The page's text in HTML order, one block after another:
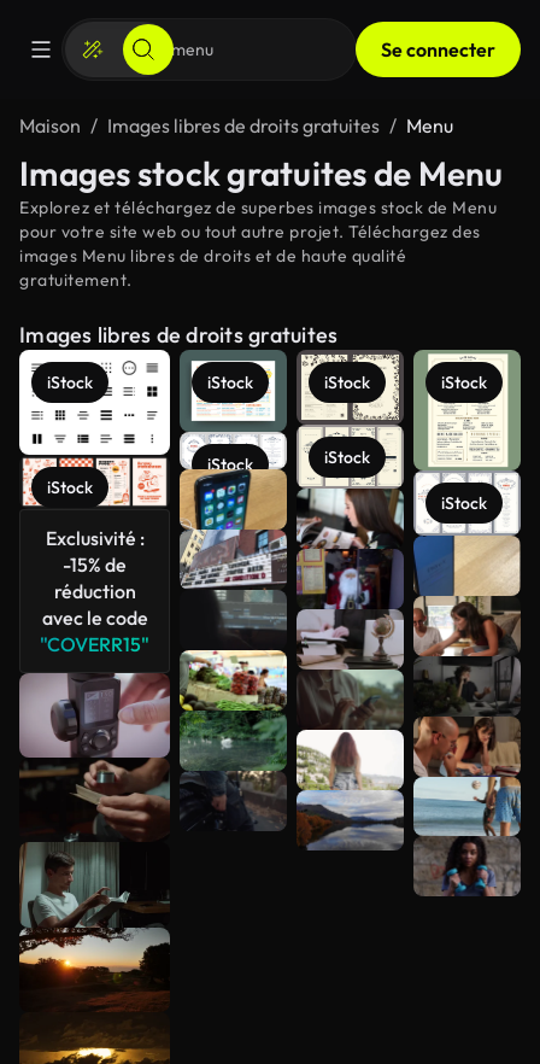
Se connecter
Maison Images libres de droits gratuites Menu
Images stock gratuites de Menu
Explorez et téléchargez de superbes images stock de Menu
pour votre site web ou tout autre projet. Téléchargez des
images Menu libres de droits et de haute qualité
gratuitement.
Images libres de droits gratuites
iStock
iStock
Exclusivité :
-15% de
réduction
avec le code
"COVERR15"
iStock
iStock
iStock
iStock
iStock
iStock
Voir plus